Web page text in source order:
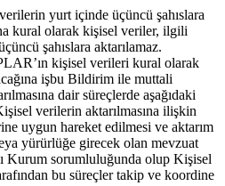
yurt içinde üçüncü şahıslara
kural olarak kişisel veriler, ilgili
şahıslara aktarılamaz.
kişisel verileri kural olarak
işbu Bildirim ile muttali
dair süreçlerde aşağıdaki
verilerin aktarılmasına ilişkin
uygun hareket edilmesi ve aktarım
yürürlüğe girecek olan mevzuat
Kurum sorumluluğunda olup Kişisel
bu süreçler takip ve koordine